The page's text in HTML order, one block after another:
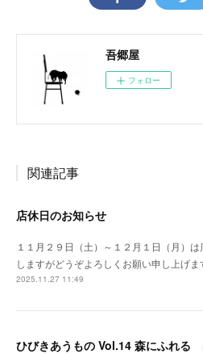
吾郷屋
フォロー
関連記事
店休日のお知らせ
１１月２９日（土）～１２月１日（月）
しますがどうぞよろしくお願い申し上げま
2025.11.27 11:49
ひびきあうもの Vol.14 森にふれる